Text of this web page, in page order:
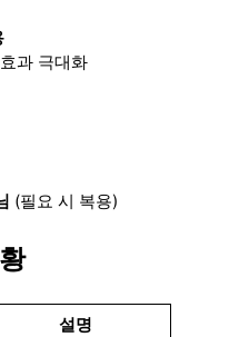
과 극대화
(필요 시 복용)
설명